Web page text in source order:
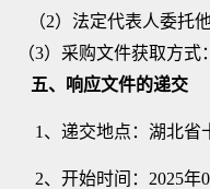
（2）法定代表人委托
（3） 采购文件获取方式
五、响应文件的递交
1、递交地点： 湖北省
2、开始时间：2025年